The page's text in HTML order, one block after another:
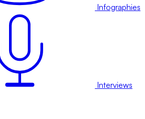
Infographies
Interviews